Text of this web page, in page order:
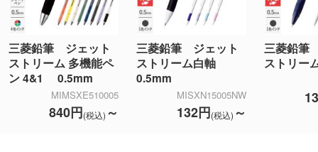
三菱鉛筆 ジェット
ストリーム 多機能ペ
ン 4&1 0.5mm
MIMSXE510005
840円(税込) ～
三菱鉛筆 ジェット
ストリーム白軸
0.5mm
MISXN15005NW
132円(税込) ～
三菱鉛筆
ストリー